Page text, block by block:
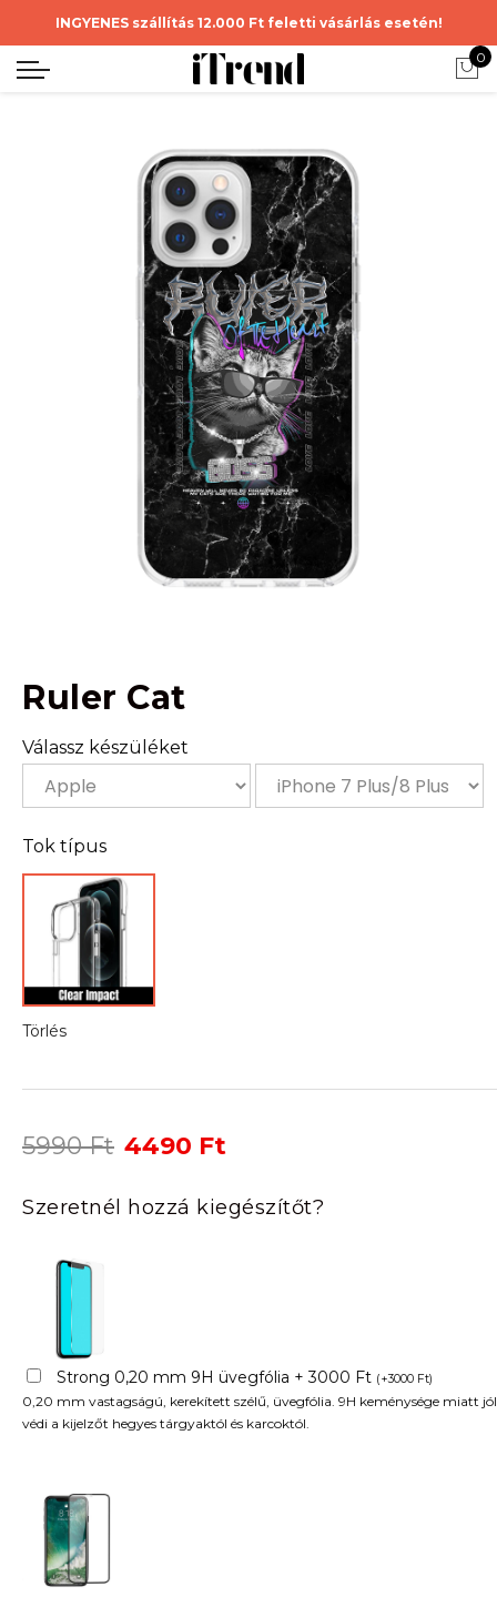
INGYENES szállítás 12.000 Ft feletti vásárlás esetén!
0
Ruler Cat
Válassz készüléket
Tok típus
Törlés
5990Ft Original
was:
5990 Ft.
4490 Ft
is:
4490 Ft.
Szeretnél hozzá kiegészítőt?
Strong 0,20 mm 9H üvegfólia + 3000 Ft (+3000 Ft)
0,20 mm vastagságú, kerekített szélű, üvegfólia. 9H keménysége miatt jól
védi a kijelzőt hegyes tárgyaktól és karcoktól.